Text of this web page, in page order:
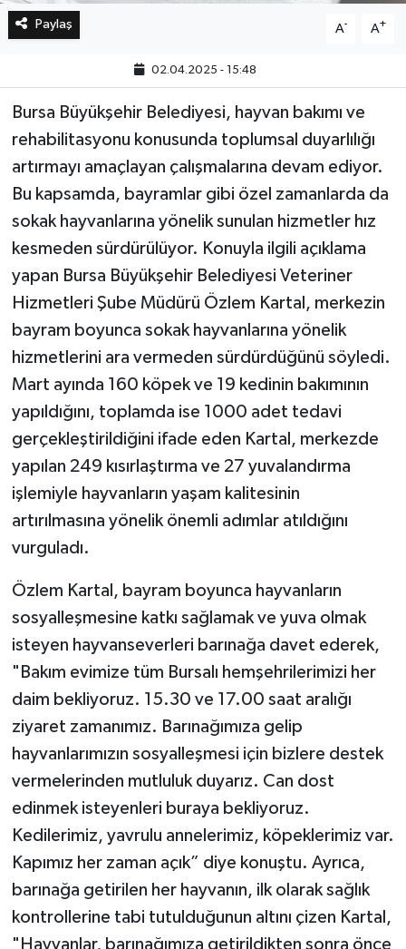
Paylaş A- A+
02.04.2025 - 15:48
Bursa Büyükşehir Belediyesi, hayvan bakımı ve
rehabilitasyonu konusunda toplumsal duyarlılığı
artırmayı amaçlayan çalışmalarına devam ediyor.
Bu kapsamda, bayramlar gibi özel zamanlarda da
sokak hayvanlarına yönelik sunulan hizmetler hız
kesmeden sürdürülüyor. Konuyla ilgili açıklama
yapan Bursa Büyükşehir Belediyesi Veteriner
Hizmetleri Şube Müdürü Özlem Kartal, merkezin
bayram boyunca sokak hayvanlarına yönelik
hizmetlerini ara vermeden sürdürdüğünü söyledi.
Mart ayında 160 köpek ve 19 kedinin bakımının
yapıldığını, toplamda ise 1000 adet tedavi
gerçekleştirildiğini ifade eden Kartal, merkezde
yapılan 249 kısırlaştırma ve 27 yuvalandırma
işlemiyle hayvanların yaşam kalitesinin
artırılmasına yönelik önemli adımlar atıldığını
vurguladı.
Özlem Kartal, bayram boyunca hayvanların
sosyalleşmesine katkı sağlamak ve yuva olmak
isteyen hayvanseverleri barınağa davet ederek,
"Bakım evimize tüm Bursalı hemşehrilerimizi her
daim bekliyoruz. 15.30 ve 17.00 saat aralığı
ziyaret zamanımız. Barınağımıza gelip
hayvanlarımızın sosyalleşmesi için bizlere destek
vermelerinden mutluluk duyarız. Can dost
edinmek isteyenleri buraya bekliyoruz.
Kedilerimiz, yavrulu annelerimiz, köpeklerimiz var.
Kapımız her zaman açık” diye konuştu. Ayrıca,
barınağa getirilen her hayvanın, ilk olarak sağlık
kontrollerine tabi tutulduğunun altını çizen Kartal,
"Hayvanlar, barınağımıza getirildikten sonra önce